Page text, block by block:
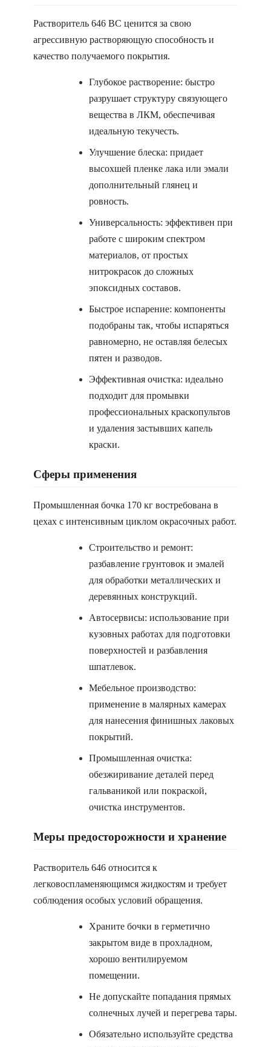
Растворитель 646 ВС ценится за свою
агрессивную растворяющую способность и
качество получаемого покрытия.
Глубокое растворение: быстро
разрушает структуру связующего
вещества в ЛКМ, обеспечивая
идеальную текучесть.
Улучшение блеска: придает
высохшей пленке лака или эмали
дополнительный глянец и
ровность.
Универсальность: эффективен при
работе с широким спектром
материалов, от простых
нитрокрасок до сложных
эпоксидных составов.
Быстрое испарение: компоненты
подобраны так, чтобы испаряться
равномерно, не оставляя белесых
пятен и разводов.
Эффективная очистка: идеально
подходит для промывки
профессиональных краскопультов
и удаления застывших капель
краски.
Сферы применения
Промышленная бочка 170 кг востребована в
цехах с интенсивным циклом окрасочных работ.
Строительство и ремонт:
разбавление грунтовок и эмалей
для обработки металлических и
деревянных конструкций.
Автосервисы: использование при
кузовных работах для подготовки
поверхностей и разбавления
шпатлевок.
Мебельное производство:
применение в малярных камерах
для нанесения финишных лаковых
покрытий.
Промышленная очистка:
обезжиривание деталей перед
гальваникой или покраской,
очистка инструментов.
Меры предосторожности и хранение
Растворитель 646 относится к
легковоспламеняющимся жидкостям и требует
соблюдения особых условий обращения.
Храните бочки в герметично
закрытом виде в прохладном,
хорошо вентилируемом
помещении.
Не допускайте попадания прямых
солнечных лучей и перегрева тары.
Обязательно используйте средства